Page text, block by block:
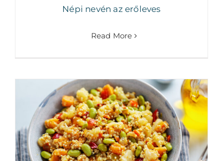
Népi nevén az erőleves
Read More
Quinoa